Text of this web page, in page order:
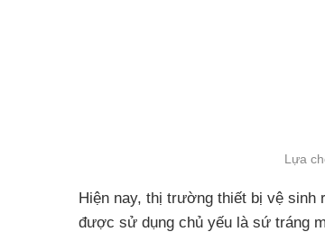
Lựa
Hiện nay, thị trường thiết bị vệ sinh
được sử dụng chủ yếu là sứ tráng